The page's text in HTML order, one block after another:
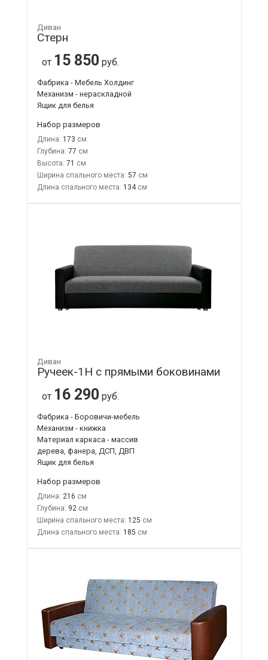
Диван
Стерн
от 15 850 руб.
Фабрика - Мебель Холдинг
Механизм - нераскладной
Ящик для белья
Набор размеров
Длина: 173
Глубина: 77
Высота: 71
Ширина спального места: 57
Длина спального места: 134
Диван
Ручеек-1Н с прямыми боковинами
от 16 290 руб.
Фабрика - Боровичи-мебель
Механизм - книжка
Материал каркаса - массив
дерева, фанера, ДСП, ДВП
Ящик для белья
Набор размеров
Длина: 216
Глубина: 92
Ширина спального места: 125
Длина спального места: 185